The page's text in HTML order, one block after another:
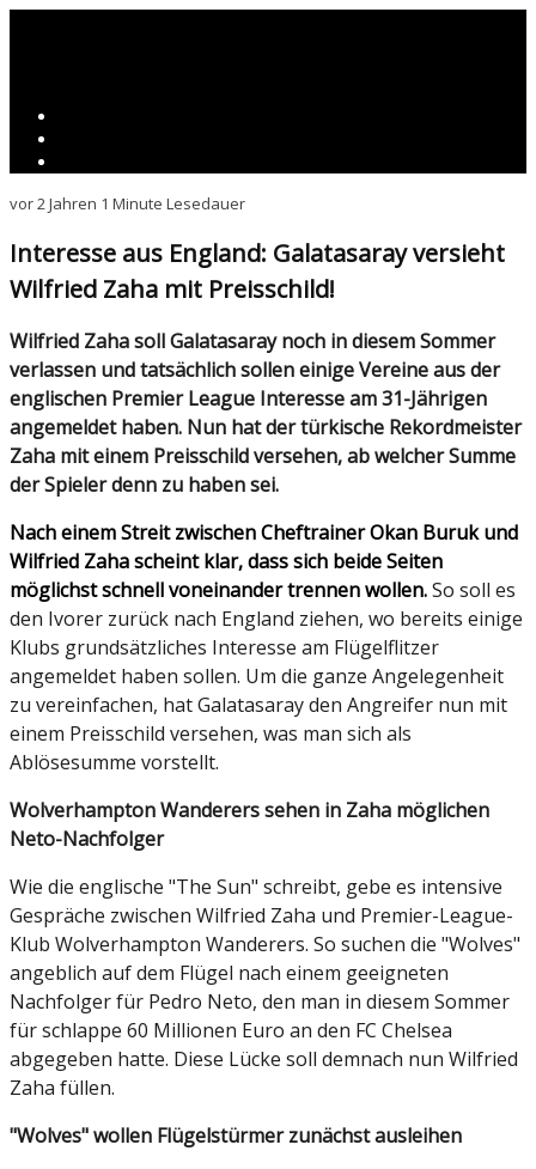
vor 2 Jahren 1 Minute Lesedauer
Interesse aus England: Galatasaray versieht
Wilfried Zaha mit Preisschild!
Wilfried Zaha soll Galatasaray noch in diesem Sommer
verlassen und tatsächlich sollen einige Vereine aus der
englischen Premier League Interesse am 31-Jährigen
angemeldet haben. Nun hat der türkische Rekordmeister
Zaha mit einem Preisschild versehen, ab welcher Summe
der Spieler denn zu haben sei.
Nach einem Streit zwischen Cheftrainer Okan Buruk und
Wilfried Zaha scheint klar, dass sich beide Seiten
möglichst schnell voneinander trennen wollen.So soll es
den Ivorer zurück nach England ziehen, wo bereits einige
Klubs grundsätzliches Interesse am Flügelflitzer
angemeldet haben sollen. Um die ganze Angelegenheit
zu vereinfachen, hat Galatasaray den Angreifer nun mit
einem Preisschild versehen, was man sich als
Ablösesumme vorstellt.
Wolverhampton Wanderers sehen in Zaha möglichen
Neto-Nachfolger
Wie die englische "The Sun" schreibt, gebe es intensive
Gespräche zwischen Wilfried Zaha und Premier-League-
Klub Wolverhampton Wanderers. So suchen die "Wolves"
angeblich auf dem Flügel nach einem geeigneten
Nachfolger für Pedro Neto, den man in diesem Sommer
für schlappe 60 Millionen Euro an den FC Chelsea
abgegeben hatte. Diese Lücke soll demnach nun Wilfried
Zaha füllen.
"Wolves" wollen Flügelstürmer zunächst ausleihen